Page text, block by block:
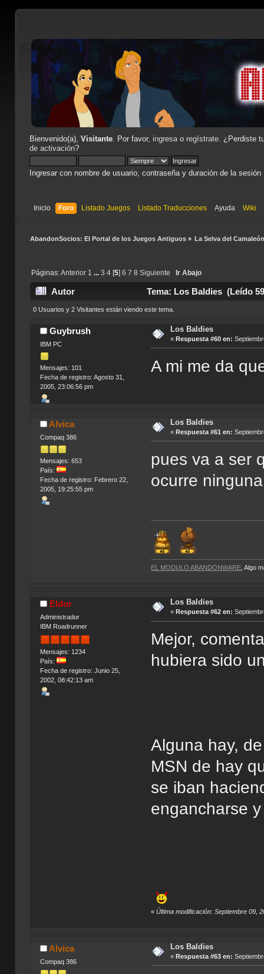
Bienvenido(a), Visitante. Por favor, ingresao regístrate. ¿Perdiste
de activación?
Ingresar con nombre de usuario, contraseña y duración de la sesión
Inicio Foro Listado Juegos Listado Traducciones Ayuda Wiki
AbandonSocios: El Portal de los Juegos Antiguos» La Selva del
Páginas:Anterior 1 ... 3 4[5] 6 7 8 Siguiente Ir Abajo
Autor Tema: Los Baldies (Leído
0 Usuarios y 2 Visitantes están viendo este tema.
Guybrush
IBM PC
Mensajes: 101
Fecha de registro: Agosto 31,
2005, 23:06:56 pm
Los Baldies
« Respuesta #60 en:
A mi me da
Alvica
Compaq 386
Mensajes: 653
País:
Fecha de registro: Febrero 22,
2005, 19:25:55 pm
Los Baldies
« Respuesta #61 en:
pues va a ser
ocurre
EL MODULO ABANDONWARE , Algo
Eldor
Administrador
IBM Roadrunner
Mensajes: 1234
País:
Fecha de registro: Junio 25,
2002, 08:42:13 am
Los Baldies
« Respuesta #62 en:
Mejor,
hubiera sido
Alguna hay,
MSN de hay
se iban
engancharse
«Última modificación: Septiembre 09,
Alvica
Compaq 386
Los Baldies
« Respuesta #63 en: